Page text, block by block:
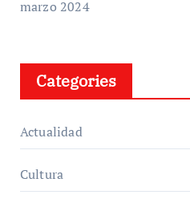
marzo 2024
Categories
Actualidad
Cultura